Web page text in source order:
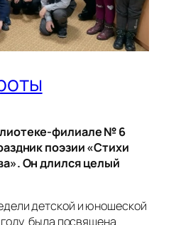
филиале № 6
поэзии «Стихи
Он длился целый
детской и юношеской
году была посвящена